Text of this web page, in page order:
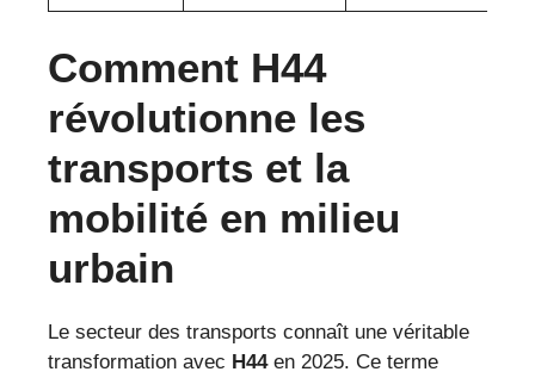
Comment H44
révolutionne les
transports et la
mobilité en milieu
urbain
Le secteur des transports connaît une véritable
transformation avec H44en 2025. Ce terme